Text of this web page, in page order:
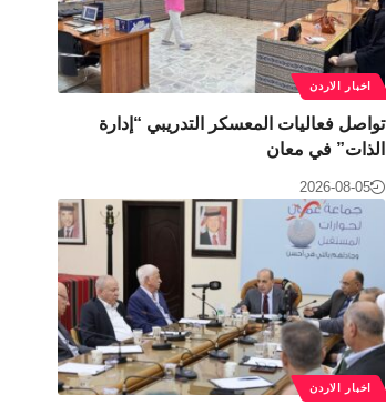
اخبار الاردن
تواصل فعاليات المعسكر التدريبي “إدارة
الذات” في معان
2026-08-05
اخبار الاردن